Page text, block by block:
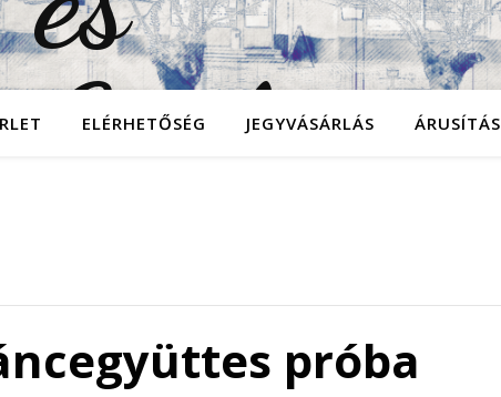
ELÉRHETŐSÉG JEGYVÁSÁRLÁS ÁRUSÍTÁS
próba